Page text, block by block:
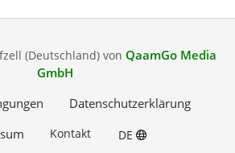
(Deutschland) von QaamGo Media
GmbH
Datenschutzerklärung
Kontakt DE